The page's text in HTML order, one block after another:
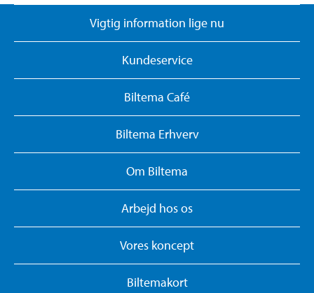
Vigtig information lige nu
Kundeservice
Biltema Café
Biltema Erhverv
Om Biltema
Arbejd hos os
Vores koncept
Biltemakort